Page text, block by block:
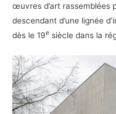
œuvres d’art rassemblées
descendant d’une lignée
dès le 19e siècle dans la